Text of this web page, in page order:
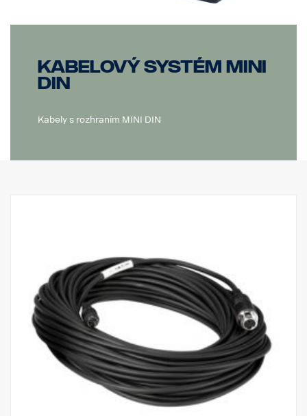
Kabelový systém MINI
DIN
Kabely s rozhraním MINI DIN